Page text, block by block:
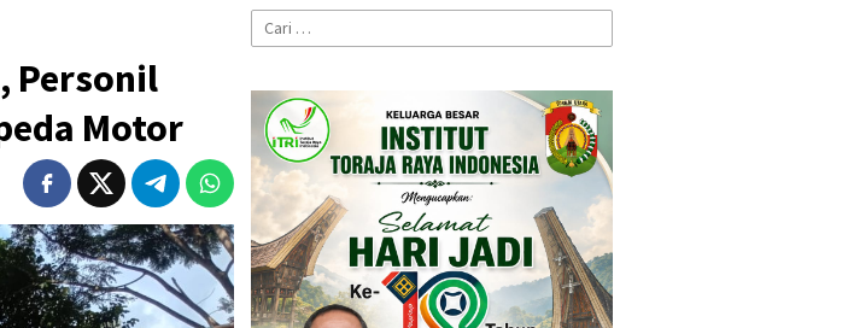
Personil
Motor
Cari
untuk: